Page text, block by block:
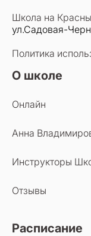
Школа на
ул.Садовая-
Политика
О школе
Онлайн
Анна
Инструкторы
Отзывы
Расписание